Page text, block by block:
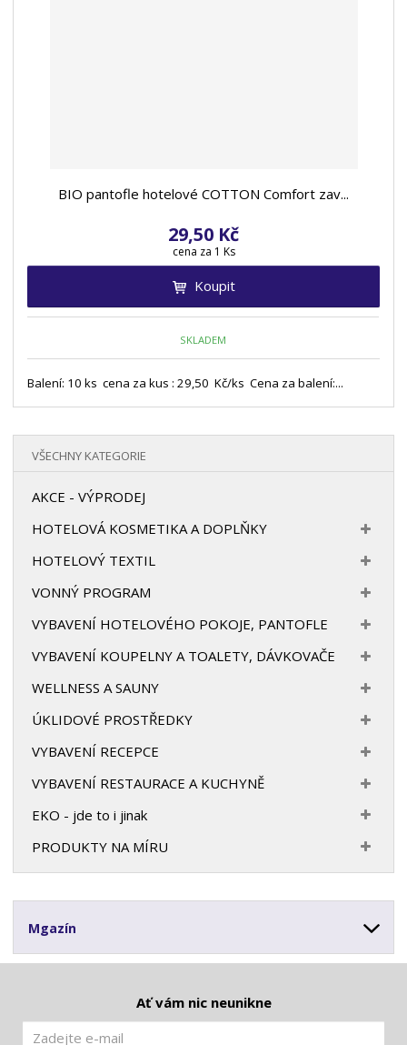
BIO pantofle hotelové COTTON Comfort zav...
29,50 Kč
cena za 1 Ks
Koupit
SKLADEM
Balení: 10 ks cena za kus : 29,50 Kč/ks Cena za balení:...
VŠECHNY KATEGORIE
AKCE - VÝPRODEJ
HOTELOVÁ KOSMETIKA A DOPLŇKY
HOTELOVÝ TEXTIL
VONNÝ PROGRAM
VYBAVENÍ HOTELOVÉHO POKOJE, PANTOFLE
VYBAVENÍ KOUPELNY A TOALETY, DÁVKOVAČE
WELLNESS A SAUNY
ÚKLIDOVÉ PROSTŘEDKY
VYBAVENÍ RECEPCE
VYBAVENÍ RESTAURACE A KUCHYNĚ
EKO - jde to i jinak
PRODUKTY NA MÍRU
Mgazín
Ať vám nic neunikne